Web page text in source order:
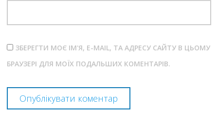
ЗБЕРЕГТИ МОЄ ІМ'Я, E-MAIL, ТА АДРЕСУ САЙТУ В ЦЬОМУ
БРАУЗЕРІ ДЛЯ МОЇХ ПОДАЛЬШИХ КОМЕНТАРІВ.